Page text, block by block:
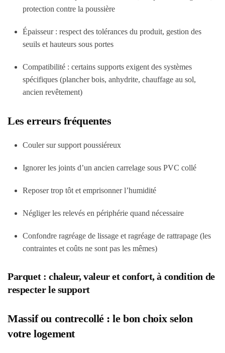
protection contre la poussière
Épaisseur : respect des tolérances du produit, gestion des
seuils et hauteurs sous portes
Compatibilité : certains supports exigent des systèmes
spécifiques (plancher bois, anhydrite, chauffage au sol,
ancien revêtement)
Les erreurs fréquentes
Couler sur support poussiéreux
Ignorer les joints d’un ancien carrelage sous PVC collé
Reposer trop tôt et emprisonner l’humidité
Négliger les relevés en périphérie quand nécessaire
Confondre ragréage de lissage et ragréage de rattrapage (les
contraintes et coûts ne sont pas les mêmes)
Parquet : chaleur, valeur et confort, à condition de
respecter le support
Massif ou contrecollé : le bon choix selon
votre logement